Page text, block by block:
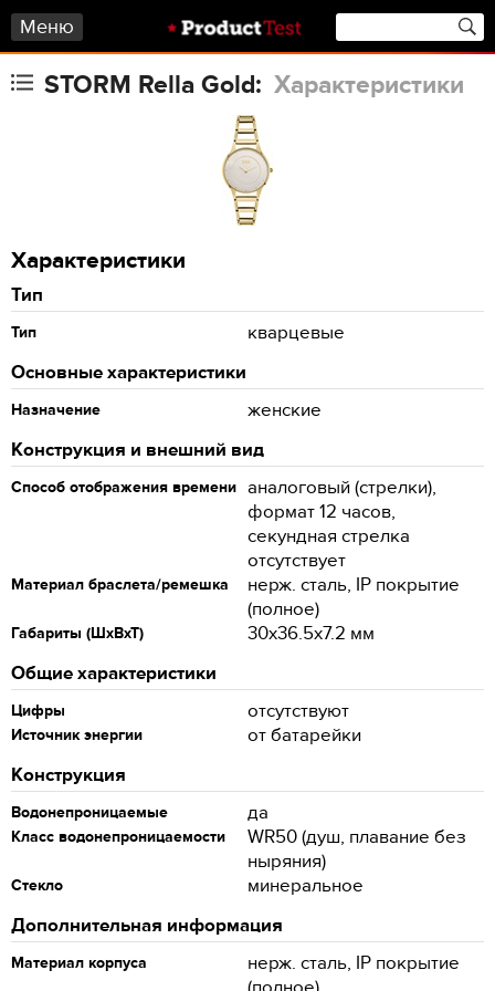
Меню
STORM Rella Gold: Характеристики
Характеристики
Тип
Тип
кварцевые
Основные характеристики
Назначение
женские
Конструкция и внешний вид
Способ отображения времени аналоговый (стрелки),
формат 12 часов,
секундная стрелка
отсутствует
Материал браслета/ремешка
нерж. сталь, IP покрытие
(полное)
Габариты (ШхВхТ)
30x36.5x7.2 мм
Общие характеристики
Цифры отсутствуют
Источник энергии
от батарейки
Конструкция
Водонепроницаемые да
Класс водонепроницаемости
WR50 (душ, плавание без
ныряния)
Стекло
минеральное
Дополнительная информация
Материал корпуса
нерж. сталь, IP покрытие